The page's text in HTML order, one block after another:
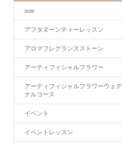
note
アフタヌーンティーレッスン
アロマフレグランスストーン
アーティフィシャルフラワー
アーティフィシャルフラワーウェ
ナルコース
イベント
イベントレッスン